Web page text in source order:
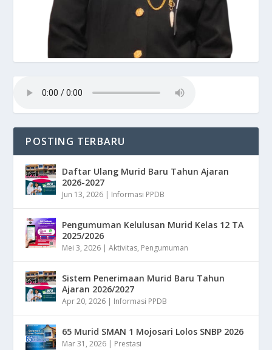
POSTING TERBARU
Daftar Ulang Murid Baru Tahun Ajaran
2026-2027
Jun 13, 2026 | Informasi PPDB
Pengumuman Kelulusan Murid Kelas 12 TA
2025/2026
Mei 3, 2026 |Aktivitas, Pengumuman
Sistem Penerimaan Murid Baru Tahun
Ajaran 2026/2027
Apr 20, 2026 | Informasi PPDB
65 Murid SMAN 1 Mojosari Lolos SNBP 2026
Mar 31, 2026 | Prestasi